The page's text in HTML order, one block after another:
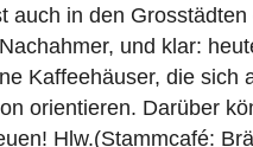
auch in den Grosstädten
und klar:
Kaffeehäuser, die sich
orientieren. Darüber
Hlw.(Stammcafé: